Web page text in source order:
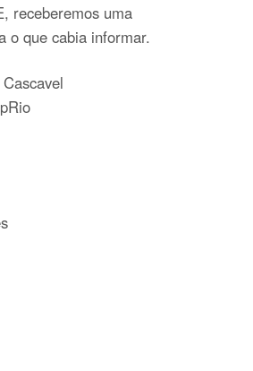
receberemos uma
o que cabia informar.